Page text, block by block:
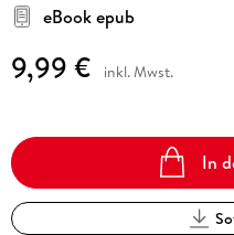
eBook epub
9,99 € inkl. Mwst.
In